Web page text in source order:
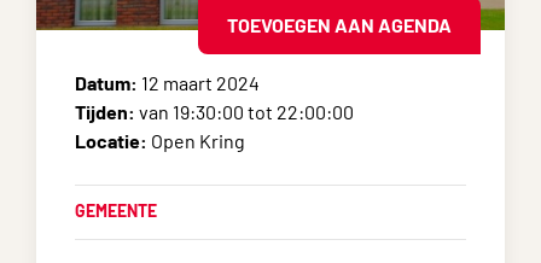
TOEVOEGEN AAN AGENDA
Datum: 12 maart 2024
Tijden: van 19:30:00 tot 22:00:00
Locatie: Open Kring
GEMEENTE